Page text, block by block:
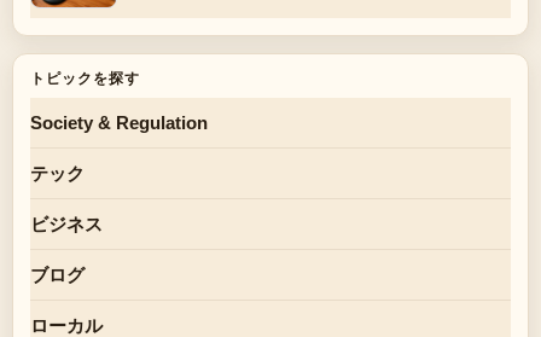
トピックを探す
Society & Regulation
テック
ビジネス
ブログ
ローカル